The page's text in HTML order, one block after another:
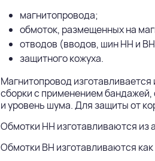
магнитопровода;
обмоток, размещенных на
отводов (вводов, шин НН и
защитного кожуха.
Магнитопровод
сборки с применением бандажей,
и уровень шума. Для защиты от
Обмотки НН изготавливаются
Обмотки ВН изготавливаются